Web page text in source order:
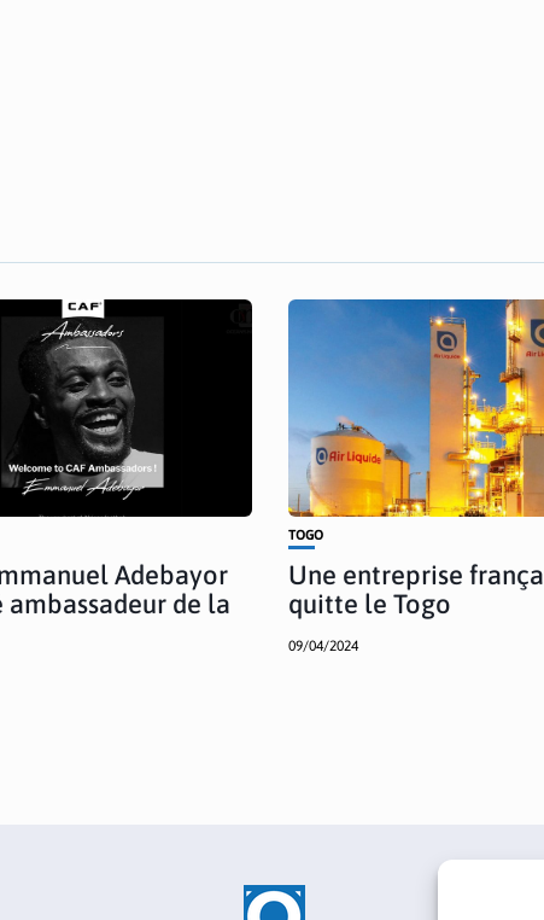
Adebayor
ambassadeur de la
TOGO
Une entreprise
quitte le Togo
09/04/2024